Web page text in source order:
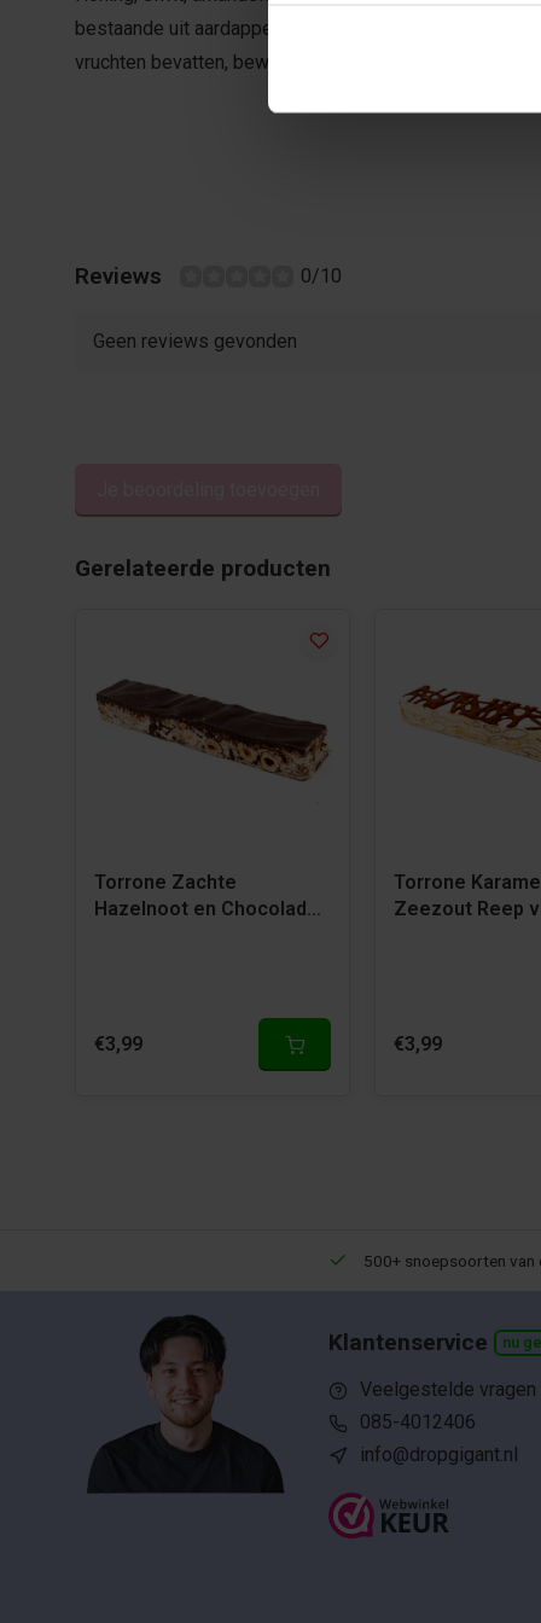
bestaande uit aardappelmeel en palm olie. Kan sporen
vruchten bevatten, bewaren bij max 20°
Reviews 0/10
Geen reviews gevonden
Gerelateerde producten
Torrone Zachte
Hazelnoot en Chocolade
€3,99
Torrone
Zeezout Reep
€3,99
500+ snoepsoorten van
Klantenservice nu
Veelgestelde vragen
085-4012406
info@dropgigant.nl